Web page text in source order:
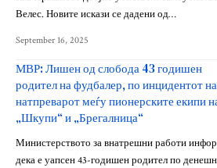
Велес. Новите искази се дадени од…
September 16, 2025
МВР: Лишен од слобода 43 годишен
родител на фудбалер, по инцидентот на
натпреварот меѓу пионерските екипи
„Шкупи“ и „Брегалница“
Министерството за внатрешни работи
дека е уапсен 43-годишен родител по